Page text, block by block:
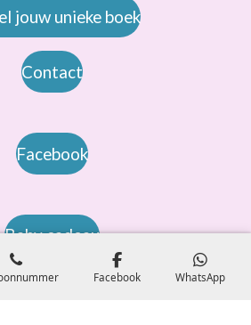
jouw unieke boek
Contact
Facebook
Baby cadeau
Facebook WhatsApp